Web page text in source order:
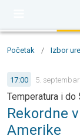
Početak / Izbor
17:00 5. septembar
Temperatura i do
Rekordne
Amerike